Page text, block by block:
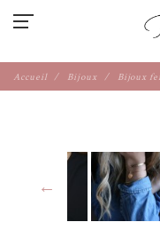
Accueil Bijoux Bijoux